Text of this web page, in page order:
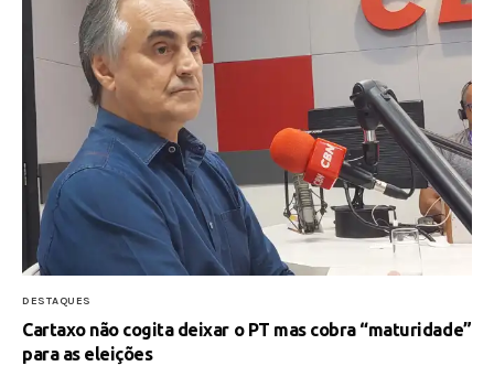
DESTAQUES
Cartaxo não cogita deixar o PT mas cobra “maturidade”
para as eleições